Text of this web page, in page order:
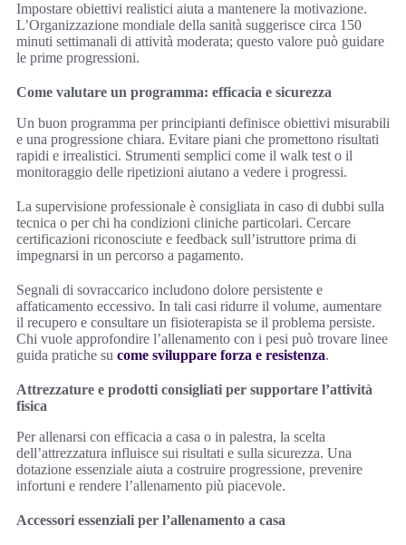
Impostare obiettivi realistici aiuta a mantenere la motivazione.
L’Organizzazione mondiale della sanità suggerisce circa 150
minuti settimanali di attività moderata; questo valore può guidare
le prime progressioni.
Come valutare un programma: efficacia e sicurezza
Un buon programma per principianti definisce obiettivi misurabili
e una progressione chiara. Evitare piani che promettono risultati
rapidi e irrealistici. Strumenti semplici come il walk test o il
monitoraggio delle ripetizioni aiutano a vedere i progressi.
La supervisione professionale è consigliata in caso di dubbi sulla
tecnica o per chi ha condizioni cliniche particolari. Cercare
certificazioni riconosciute e feedback sull’istruttore prima di
impegnarsi in un percorso a pagamento.
Segnali di sovraccarico includono dolore persistente e
affaticamento eccessivo. In tali casi ridurre il volume, aumentare
il recupero e consultare un fisioterapista se il problema persiste.
Chi vuole approfondire l’allenamento con i pesi può trovare linee
guida pratiche su come sviluppare forza e resistenza.
Attrezzature e prodotti consigliati per supportare l’attività
fisica
Per allenarsi con efficacia a casa o in palestra, la scelta
dell’attrezzatura influisce sui risultati e sulla sicurezza. Una
dotazione essenziale aiuta a costruire progressione, prevenire
infortuni e rendere l’allenamento più piacevole.
Accessori essenziali per l’allenamento a casa